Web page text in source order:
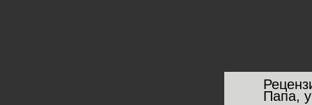
Папа,